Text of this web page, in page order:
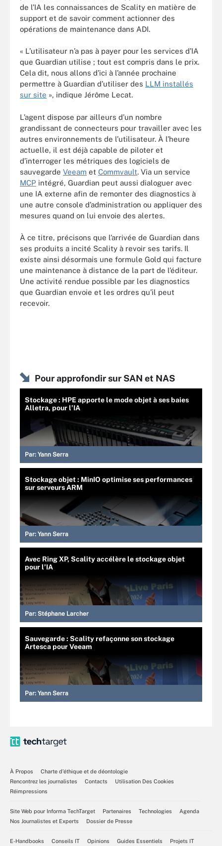
de l’IA les connaissances de Scality en matière de
support et de savoir comment actionner des
opérations de maintenance dans ADI.
« L’utilisateur n’a pas à payer pour les services d’IA
que Guardian utilise ; tout est compris dans le prix.
Cela dit, nous allons d’ici à l’année prochaine
permettre à Guardian d’utiliser des LLM installés
sur site », indique Jérôme Lecat.
L’agent dispose par ailleurs d’un nombre
grandissant de connecteurs pour travailler avec les
autres environnements de l’utilisateur. À l’heure
actuelle, il est déjà capable de piloter et
d’interroger les métriques des logiciels de
sauvegarde Veeam et Commvault. Via un service
MCP intégré, Guardian peut aussi dialoguer avec
une IA externe afin de remonter des diagnostics à
une autre console d’administration ou appliquer des
mesures quand on lui envoie des alertes.
À ce titre, précisons que l’arrivée de Guardian dans
ses produits a incité Scality à revoir ses tarifs. Il
existe ainsi désormais une formule Gold qui facture
une maintenance à distance de la part de l’éditeur.
Une activité rendue possible par les diagnostics
que Guardian envoie et les ordres qu’il peut
recevoir.
Pour approfondir sur SAN et NAS
Stockage : HPE apporte le mode objet à ses baies
Alletra, pour l’IA
Par: Yann Serra
Stockage objet : MinIO optimise ses performances
sur serveurs ARM
Par: Yann Serra
Avec Ring XP, Scality accélère le stockage objet
pour l’IA
Par: Stéphane Larcher
Sauvegarde : Scality refaçonne son stockage
Artesca pour Veeam
Par: Yann Serra
À Propos
Charte d’éthique et de déontologie
Rencontrez les journalistes
Contacts
Utilisation Des Cookies
Réimpressions
Site Web pour Informa TechTarget Partenaires Technologies
Agenda
Nos Journalistes et Experts
Dossier de Presse
E-Handbooks Conseils IT Opinions Guides Essentiels Projets IT